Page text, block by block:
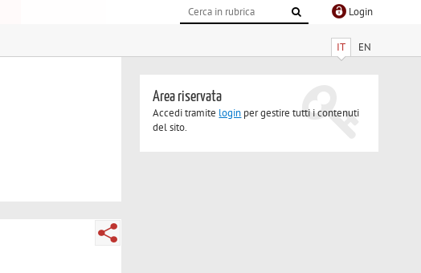
Login
IT EN
Area riservata
Accedi tramite login per gestire tutti i contenuti
del sito.